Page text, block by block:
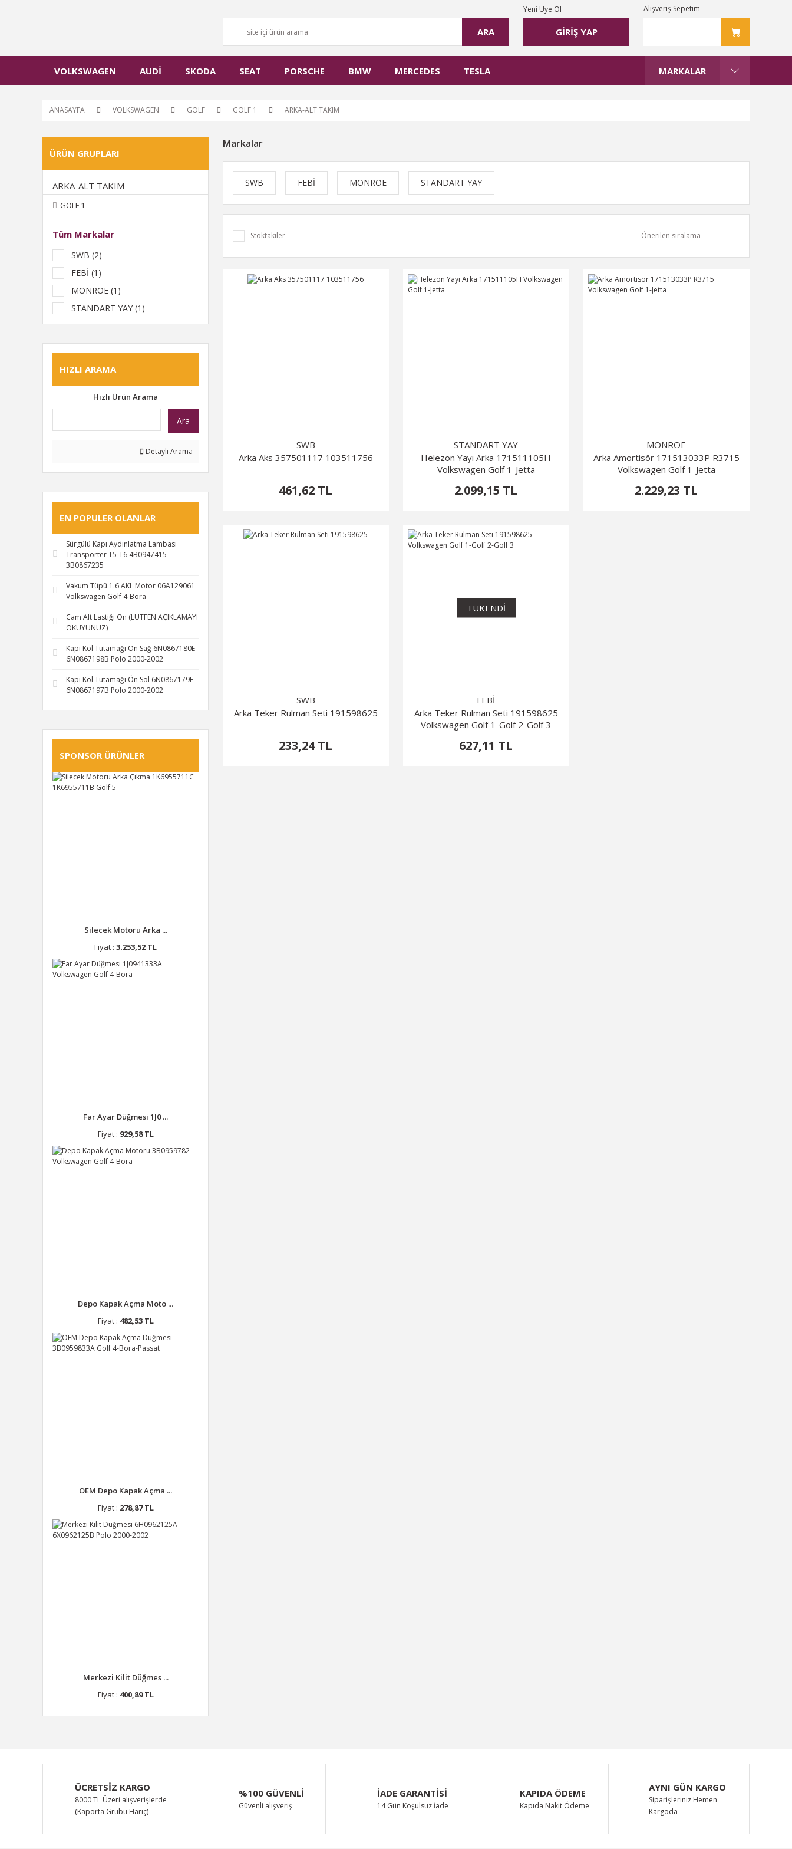
ARA GİRİŞ YAP
Yeni Üye Ol Alışveriş Sepetim
VOLKSWAGEN AUDİ SKODA SEAT PORSCHE BMW MERCEDES TESLA MARKALAR
ANASAYFA VOLKSWAGEN GOLF GOLF 1 ARKA-ALT TAKIM
ÜRÜN GRUPLARI
ARKA-ALT TAKIM
GOLF 1
Tüm Markalar
SWB (2)
FEBİ (1)
MONROE (1)
STANDART YAY (1)
HIZLI ARAMA
Hızlı Ürün Arama
Ara
Detaylı Arama
EN POPULER OLANLAR
Sürgülü Kapı Aydınlatma Lambası
Transporter T5-T6 4B0947415
3B0867235
Vakum Tüpü 1.6 AKL Motor 06A129061
Volkswagen Golf 4-Bora
Cam Alt Lastiği Ön (LÜTFEN AÇIKLAMAYI
OKUYUNUZ)
Kapı Kol Tutamağı Ön Sağ 6N0867180E
6N0867198B Polo 2000-2002
Kapı Kol Tutamağı Ön Sol 6N0867179E
6N0867197B Polo 2000-2002
SPONSOR ÜRÜNLER
Silecek Motoru Arka ...
Fiyat : 3.253,52 TL
Far Ayar Düğmesi 1J0 ...
Fiyat : 929,58 TL
Depo Kapak Açma Moto ...
Fiyat : 482,53 TL
OEM Depo Kapak Açma ...
Fiyat : 278,87 TL
Merkezi Kilit Düğmes ...
Fiyat : 400,89 TL
Markalar
SWB FEBİ MONROE STANDART YAY
Stoktakiler
SWB
Arka Aks 357501117 103511756
461,62 TL
STANDART YAY
Helezon Yayı Arka 171511105H
Volkswagen Golf 1-Jetta
2.099,15 TL
MONROE
Arka Amortisör 171513033P R3715
Volkswagen Golf 1-Jetta
2.229,23 TL
SWB
Arka Teker Rulman Seti 191598625
233,24 TL
TÜKENDİ
FEBİ
Arka Teker Rulman Seti 191598625
Volkswagen Golf 1-Golf 2-Golf 3
627,11 TL
ÜCRETSİZ KARGO
8000 TL Üzeri alışverişlerde
(Kaporta Grubu Hariç)
%100 GÜVENLİ
Güvenli alışveriş
İADE GARANTİSİ
14 Gün Koşulsuz İade
KAPIDA ÖDEME
Kapıda Nakit Ödeme
AYNI GÜN KARGO
Siparişleriniz Hemen
Kargoda